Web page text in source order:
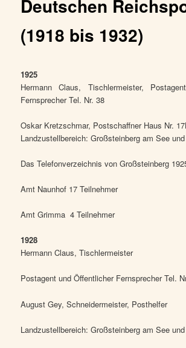
Deutschen
(1918 bis 1932)
1925
Hermann Claus, Tischlermeister,
Fernsprecher Tel. Nr. 38
Oskar Kretzschmar, Postschaffner Haus Nr. 17L
Landzustellbereich: Großsteinberg am See
Das Telefonverzeichnis von Großsteinberg
Amt Naunhof 17 Teilnehmer
Amt Grimma 4 Teilnehmer
1928
Hermann Claus, Tischlermeister
Postagent und Öffentlicher Fernsprecher Tel.
August Gey, Schneidermeister, Posthelfer
Landzustellbereich: Großsteinberg am See